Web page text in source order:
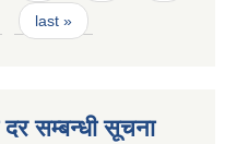
last »
दर सम्बन्धी सूचना